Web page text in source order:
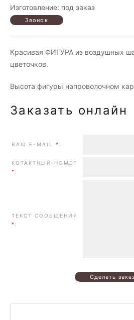
Изготовление: под заказ
Красивая ФИГУРА из воздушных
цветочков.
Высота фигуры напроволочном
Заказать онлайн
ВАШ E-MAIL * :
КОТАКТНЫЙ НОМЕР
* :
ТЕКСТ СООБЩЕНИЯ
* :